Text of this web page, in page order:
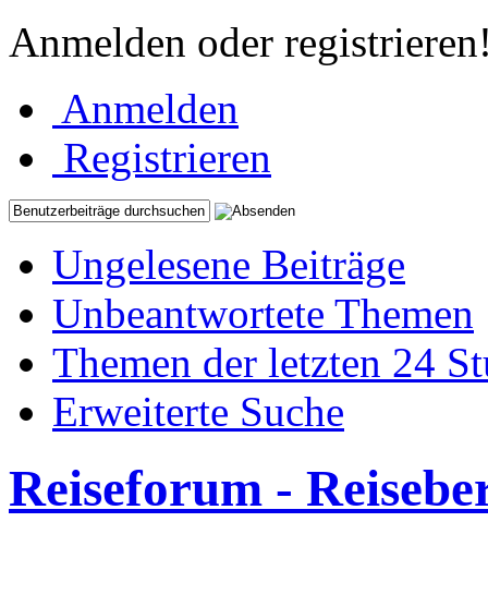
Anmelden oder
Anmelden
Registrieren
Ungelesene Beiträge
Unbeantwortete Themen
Themen der letzten 24
Erweiterte Suche
Reiseforum -